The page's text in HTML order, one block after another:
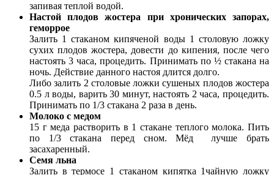
запивая теплой водой.
Настой плодов жостера при хронических запорах,
геморрое
Залить 1 стаканом кипяченой воды 1 столовую ложку
сухих плодов жостера, довести до кипения, после чего
настоять 3 часа, процедить. Принимать по ½ стакана на
ночь. Действие данного настоя длится долго.
Либо залить 2 столовые ложки сушеных плодов жостера
0.5 л воды, варить 30 минут, настоять 2 часа, процедить.
Принимать по 1/3 стакана 2 раза в день.
Молоко с медом
15 г меда растворить в 1 стакане теплого молока. Пить
по 1/3 стакана перед сном. Мёд лучше брать
засахаренный.
Семя льна
Залить в термосе 1 стаканом кипятка 1чайную ложку